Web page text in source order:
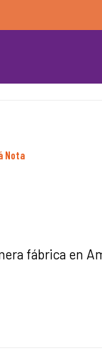
Nota
fábrica en